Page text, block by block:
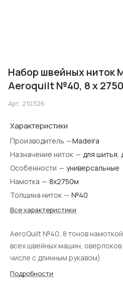
Набор швейных ниток
Aeroquilt №40, 8 х
Арт. 210326
Характеристики
Производитель —​Madeira
Назначение ниток — для шитья,
Особенности — универсальные
Намотка — 8х2750м
Толщина ниток — №40
Все характеристики
AeroQuilt №40, 8 тонов
всех швейных машин,
числе с длинным рукавом).
Подробности